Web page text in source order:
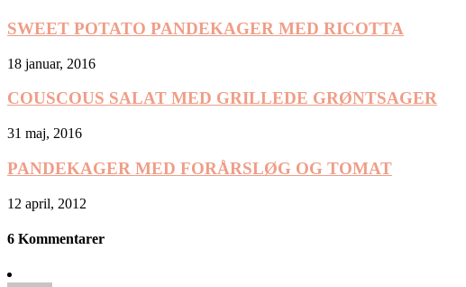
SWEET POTATO PANDEKAGER MED RICOTTA
18 januar, 2016
COUSCOUS SALAT MED GRILLEDE GRØNTSAGER
31 maj, 2016
PANDEKAGER MED FORÅRSLØG OG TOMAT
12 april, 2012
6 Kommentarer